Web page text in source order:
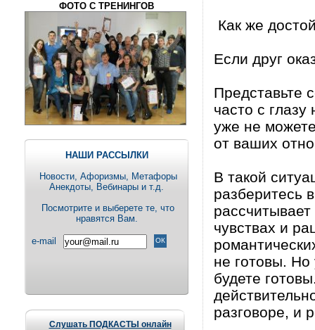
ФОТО С ТРЕНИНГОВ
НАШИ РАССЫЛКИ
Новости, Aфоризмы, Метафоры
Анекдоты, Вебинары и т.д.
Посмотрите и выберете те, что
нравятся Вам.
e-mail
Слушать ПОДКАСТЫ онлайн
Как же
Если друг
Представьте
часто с
уже не
от ваших
В такой
разберитесь
чувствах и
не готовы. Но
будете
разговоре, и